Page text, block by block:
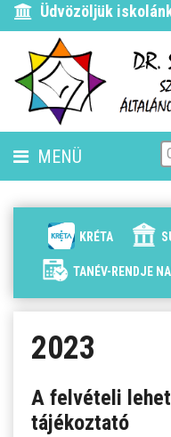
Üdvözöljük
MENÜ
HÍREK
ELÉRHETŐSÉG
SZJA 1%
KRÉTA
TANÉV-RENDJE
2023
A felvételi
tájékoztató